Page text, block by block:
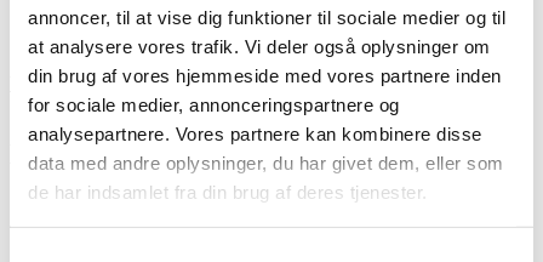
annoncer, til at vise dig funktioner til sociale medier og til
at analysere vores trafik. Vi deler også oplysninger om
din brug af vores hjemmeside med vores partnere inden
for sociale medier, annonceringspartnere og
analysepartnere. Vores partnere kan kombinere disse
data med andre oplysninger, du har givet dem, eller som
de har indsamlet fra din brug af deres tjenester.
Bracelets
SHOWROOM
Vejle
ESTIMATE
DKK 2,000
ITEM NUMBER
6590735
Description